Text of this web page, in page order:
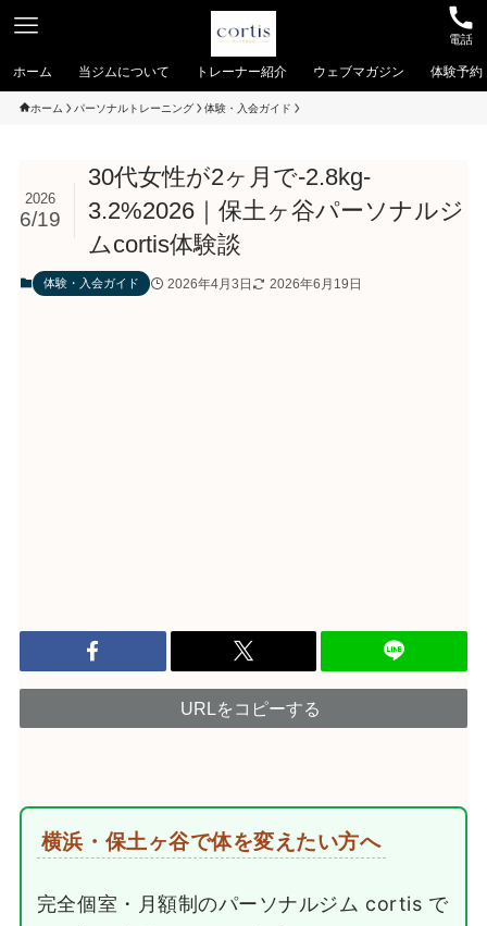
電話
ホーム 当ジムについて トレーナー紹介 ウェブマガジン 体験予約
ホーム パーソナルトレーニング 体験・入会ガイド
30代女性が2ヶ月で-2.8kg-
3.2%2026｜保土ヶ谷パーソナルジ
ムcortis体験談
2026
6/19
体験・入会ガイド 2026年4月3日 2026年6月19日
URLをコピーする
横浜・保土ヶ谷で体を変えたい方へ
完全個室・月額制のパーソナルジム cortis で